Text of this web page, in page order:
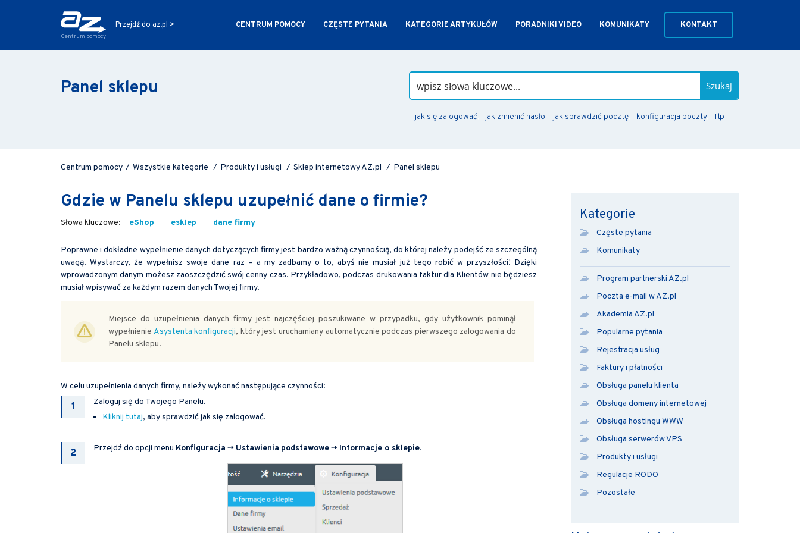
Centrum pomocy
Przejdź do az.pl > CENTRUM POMOCY CZĘSTE PYTANIA KATEGORIE ARTYKUŁÓW PORADNIKI VIDEO KOMUNIKATY KONTAKT
Panel sklepu Szukaj
jak się zalogować jak zmienić hasło jak sprawdzić pocztę konfiguracja poczty ftp
Centrum pomocy / Wszystkie kategorie / Produkty i usługi / Sklep internetowy AZ.pl / Panel sklepu
Gdzie w Panelu sklepu uzupełnić dane o firmie?
eShop esklep dane firmy
Poprawne i dokładne wypełnienie danych dotyczących firmy jest bardzo ważną czynnością, do której należy podejść ze szczególną
uwagą. Wystarczy, że wypełnisz swoje dane raz – a my zadbamy o to, abyś nie musiał już tego robić w przyszłości! Dzięki
wprowadzonym danym możesz zaoszczędzić swój cenny czas. Przykładowo, podczas drukowania faktur dla Klientów nie będziesz
musiał wpisywać za każdym razem danych Twojej firmy.
Miejsce do uzupełnienia danych firmy jest najczęściej poszukiwane w przypadku, gdy użytkownik pominął
wypełnienie Asystenta konfiguracji, który jest uruchamiany automatycznie podczas pierwszego zalogowania do
Panelu sklepu.
W celu uzupełnienia danych firmy, należy wykonać następujące czynności:
Zaloguj się do Twojego Panelu.
Kliknij tutaj, aby sprawdzić jak się zalogować.
Przejdź do opcji menu Konfiguracja -> Ustawienia podstawowe-> Informacje o sklepie.
Kategorie
Częste pytania
Komunikaty
Program partnerski AZ.pl
Poczta e-mail w AZ.pl
Akademia AZ.pl
Popularne pytania
Rejestracja usług
Faktury i płatności
Obsługa panelu klienta
Obsługa domeny internetowej
Obsługa hostingu WWW
Obsługa serwerów VPS
Produkty i usługi
Regulacje RODO
Pozostałe